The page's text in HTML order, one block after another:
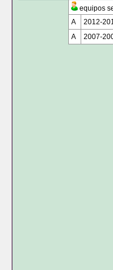
equipos
A
2012-
A
2007-